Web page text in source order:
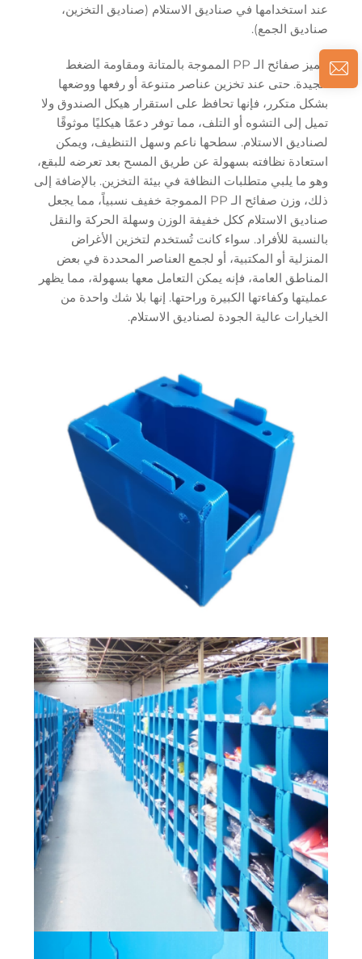
عند استخدامها في صناديق الاستلام (صناديق التخزين،
صناديق الجمع).
تتميز صفائح الـ PP المموجة بالمتانة ومقاومة الضغط
الجيدة. حتى عند تخزين عناصر متنوعة أو رفعها ووضعها
بشكل متكرر، فإنها تحافظ على استقرار هيكل الصندوق ولا
تميل إلى التشوه أو التلف، مما توفر دعمًا هيكليًا موثوقًا
لصناديق الاستلام. سطحها ناعم وسهل التنظيف، ويمكن
استعادة نظافته بسهولة عن طريق المسح بعد تعرضه للبقع،
وهو ما يلبي متطلبات النظافة في بيئة التخزين. بالإضافة إلى
ذلك، وزن صفائح الـ PP المموجة خفيف نسبياً، مما يجعل
صناديق الاستلام ككل خفيفة الوزن وسهلة الحركة والنقل
بالنسبة للأفراد. سواء كانت تُستخدم لتخزين الأغراض
المنزلية أو المكتبية، أو لجمع العناصر المحددة في بعض
المناطق العامة، فإنه يمكن التعامل معها بسهولة، مما يظهر
عمليتها وكفاءتها الكبيرة وراحتها. إنها بلا شك واحدة من
الخيارات عالية الجودة لصناديق الاستلام.